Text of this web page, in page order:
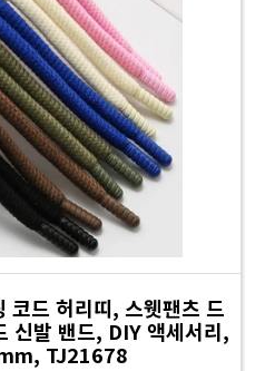
코드 허리띠, 스웻팬츠 드
신발 밴드, DIY 액세서리,
TJ21678